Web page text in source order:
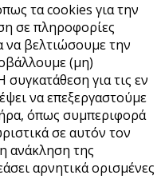
τα cookies για την
σε πληροφορίες
να βελτιώσουμε την
(μη)
συγκατάθεση για τις εν
να επεξεργαστούμε
όπως συμπεριφορά
σε αυτόν τον
ανάκληση της
αρνητικά ορισμένες